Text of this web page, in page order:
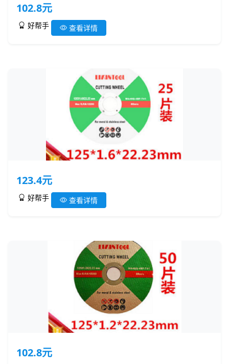
102.8元
好帮手 查看详情
123.4元
好帮手 查看详情
102.8元